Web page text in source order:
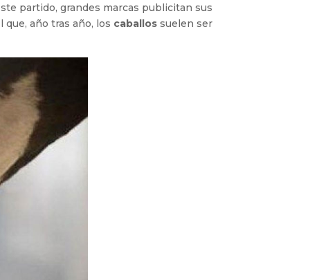
partido, grandes marcas publicitan sus
año tras año, los caballos suelen ser